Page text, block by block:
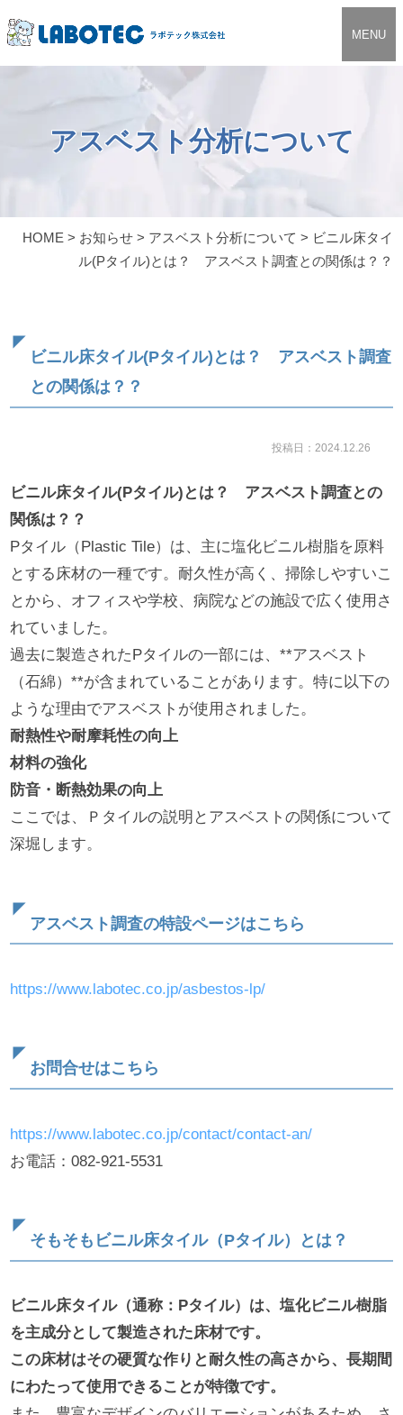
MENU
アスベスト分析について
HOME > お知らせ> アスベスト分析について > ビニル床タイ
ル(Pタイル)とは？ アスベスト調査との関係は？？
ビニル床タイル(Pタイル)とは？ アスベスト調査
との関係は？？
投稿日：2024.12.26
ビニル床タイル(Pタイル)とは？ アスベスト調査との
関係は？？
Pタイル（Plastic Tile）は、主に塩化ビニル樹脂を原料
とする床材の一種です。耐久性が高く、掃除しやすいこ
とから、オフィスや学校、病院などの施設で広く使用さ
れていました。
過去に製造されたPタイルの一部には、**アスベスト
（石綿）**が含まれていることがあります。特に以下の
ような理由でアスベストが使用されました。
耐熱性や耐摩耗性の向上
材料の強化
防音・断熱効果の向上
ここでは、Ｐタイルの説明とアスベストの関係について
深堀します。
アスベスト調査の特設ページはこちら
https://www.labotec.co.jp/asbestos-lp/
お問合せはこちら
https://www.labotec.co.jp/contact/contact-an/
お電話：082-921-5531
そもそもビニル床タイル（Pタイル）とは？
ビニル床タイル（通称：Pタイル）は、塩化ビニル樹脂
を主成分として製造された床材です。
この床材はその硬質な作りと耐久性の高さから、長期間
にわたって使用できることが特徴です。